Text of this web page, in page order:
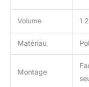
Volume 1
Matériau
Montage